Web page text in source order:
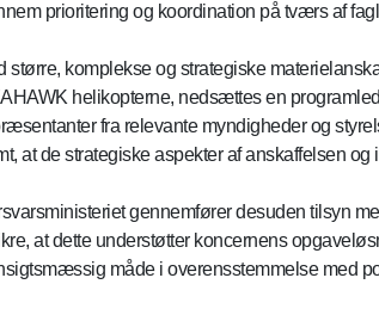
prioritering og koordination på tværs af
større, komplekse og strategiske
helikopterne, nedsættes en
fra relevante myndigheder og
at de strategiske aspekter af anskaffelsen
gennemfører desuden tilsyn
at dette understøtter koncernens
måde i overensstemmelse med